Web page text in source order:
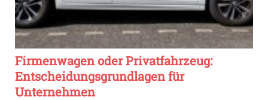
Firmenwagen oder Privatfahrzeug:
Entscheidungsgrundlagen für
Unternehmen